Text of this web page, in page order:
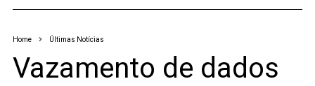
Home Últimas Notícias
Vazamento de dados